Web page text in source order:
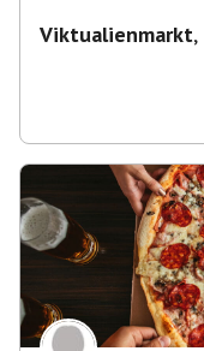
Viktualienmarkt,